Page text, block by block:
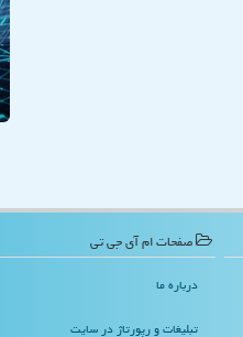
صفحات ام آی جی تی
درباره ما
تبلیغات و رپورتاژ در سایت